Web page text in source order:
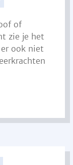
of
zie je het
ook niet